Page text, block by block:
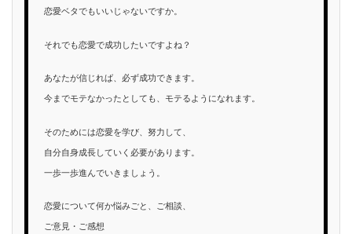
恋愛ベタでもいいじゃないですか。
それでも恋愛で成功したいですよね？
あなたが信じれば、必ず成功できます。
今までモテなかったとしても、モテるようになれます。
そのためには恋愛を学び、努力して、
自分自身成長していく必要があります。
一歩一歩進んでいきましょう。
恋愛について何か悩みごと、ご相談、
ご意見・ご感想